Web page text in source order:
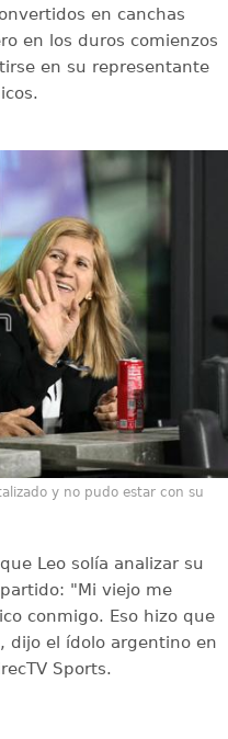
en canchas
en los duros comienzos
en su representante
y no pudo estar con su
Leo solía analizar su
"Mi viejo me
conmigo. Eso hizo que
dijo el ídolo argentino en
Sports.